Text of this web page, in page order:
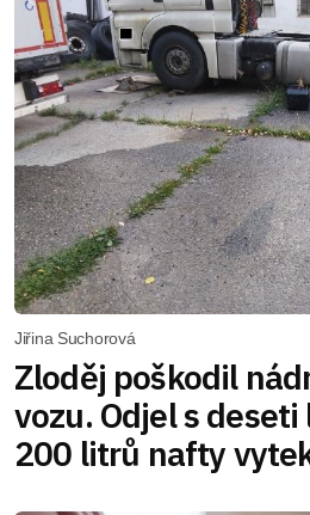
Jiřina Suchorová
Zloděj poškodil
vozu. Odjel s
200 litrů nafty